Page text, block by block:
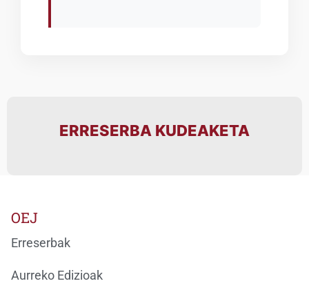
ERRESERBA KUDEAKETA
OEJ
Erreserbak
Aurreko Edizioak